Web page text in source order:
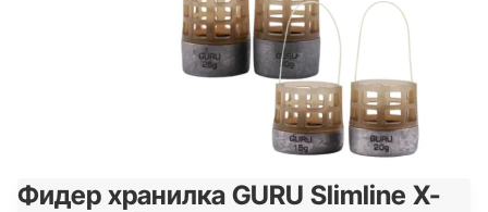
-10%
Фидер хранилка GURU Slimline X-